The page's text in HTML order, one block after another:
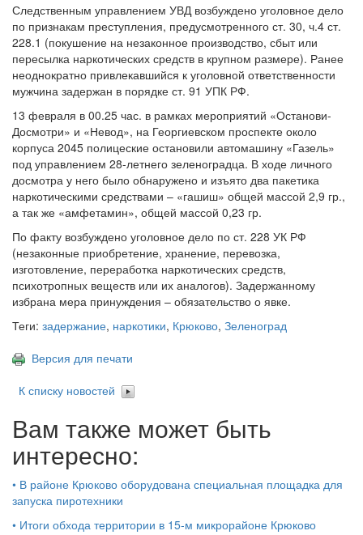
Следственным управлением УВД возбуждено уголовное дело
по признакам преступления, предусмотренного ст. 30, ч.4 ст.
228.1 (покушение на незаконное производство, сбыт или
пересылка наркотических средств в крупном размере). Ранее
неоднократно привлекавшийся к уголовной ответственности
мужчина задержан в порядке ст. 91 УПК РФ.
13 февраля в 00.25 час. в рамках мероприятий «Останови-
Досмотри» и «Невод», на Георгиевском проспекте около
корпуса 2045 полицеские остановили автомашину «Газель»
под управлением 28-летнего зеленоградца. В ходе личного
досмотра у него было обнаружено и изъято два пакетика
наркотическими средствами – «гашиш» общей массой 2,9 гр.,
а так же «амфетамин», общей массой 0,23 гр.
По факту возбуждено уголовное дело по ст. 228 УК РФ
(незаконные приобретение, хранение, перевозка,
изготовление, переработка наркотических средств,
психотропных веществ или их аналогов). Задержанному
избрана мера принуждения – обязательство о явке.
Теги: задержание, наркотики, Крюково, Зеленоград
Версия для печати
К списку новостей
Вам также может быть
интересно:
• В районе Крюково оборудована специальная площадка для
запуска пиротехники
• Итоги обхода территории в 15‑м микрорайоне Крюково